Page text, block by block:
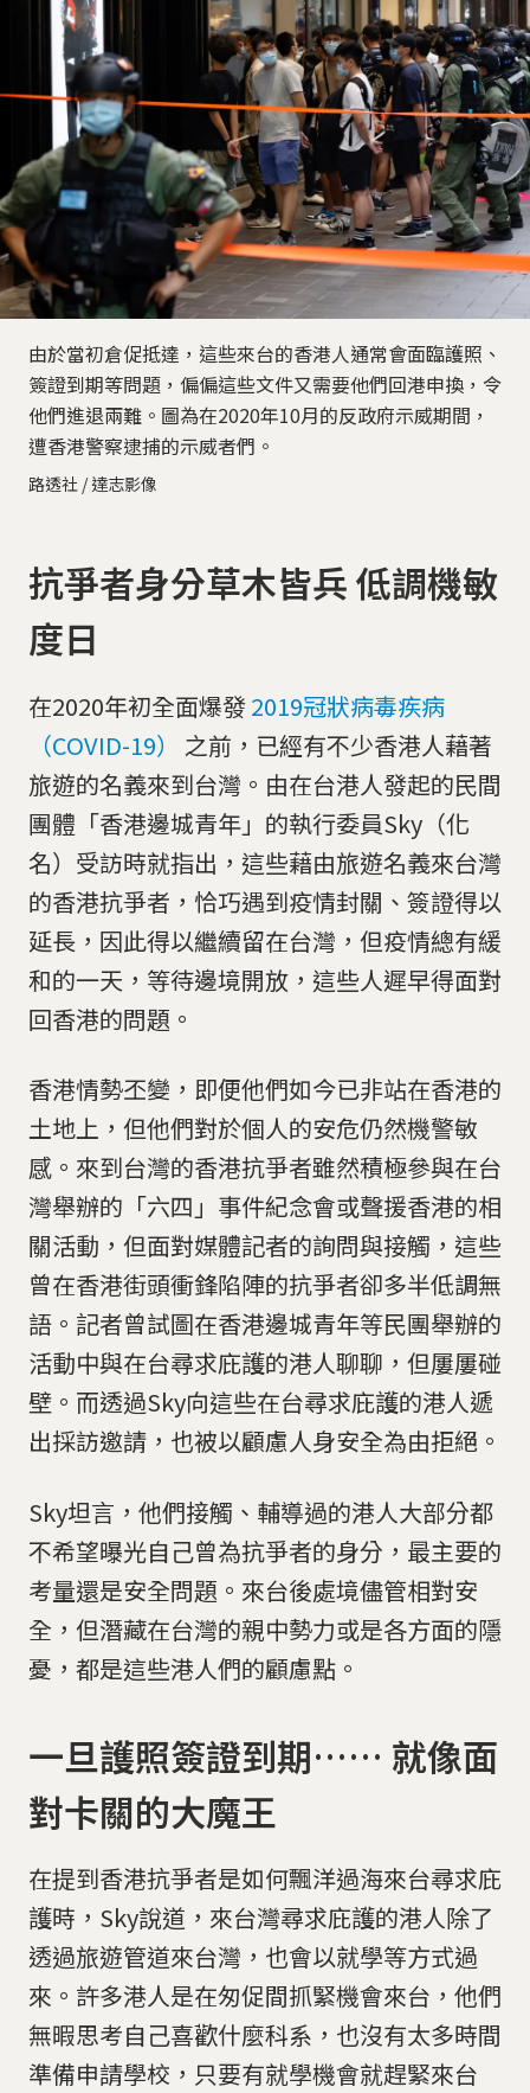
由於當初倉促抵達，這些來台的香港人通常會面臨護照、
簽證到期等問題，偏偏這些文件又需要他們回港申換，令
他們進退兩難。圖為在2020年10月的反政府示威期間，
遭香港警察逮捕的示威者們。
路透社 / 達志影像
抗爭者身分草木皆兵 低調機敏
度日
在2020年初全面爆發2019冠狀病毒疾病
（COVID-19）
之前，已經有不少香港人藉著
旅遊的名義來到台灣。由在台港人發起的民間
團體「香港邊城青年」的執行委員Sky（化
名）受訪時就指出，這些藉由旅遊名義來台灣
的香港抗爭者，恰巧遇到疫情封關、簽證得以
延長，因此得以繼續留在台灣，但疫情總有緩
和的一天，等待邊境開放，這些人遲早得面對
回香港的問題。
香港情勢丕變，即便他們如今已非站在香港的
土地上，但他們對於個人的安危仍然機警敏
感。來到台灣的香港抗爭者雖然積極參與在台
灣舉辦的「六四」事件紀念會或聲援香港的相
關活動，但面對媒體記者的詢問與接觸，這些
曾在香港街頭衝鋒陷陣的抗爭者卻多半低調無
語。記者曾試圖在香港邊城青年等民團舉辦的
活動中與在台尋求庇護的港人聊聊，但屢屢碰
壁。而透過Sky向這些在台尋求庇護的港人遞
出採訪邀請，也被以顧慮人身安全為由拒絕。
Sky坦言，他們接觸、輔導過的港人大部分都
不希望曝光自己曾為抗爭者的身分，最主要的
考量還是安全問題。來台後處境儘管相對安
全，但潛藏在台灣的親中勢力或是各方面的隱
憂，都是這些港人們的顧慮點。
一旦護照簽證到期…… 就像面
對卡關的大魔王
在提到香港抗爭者是如何飄洋過海來台尋求庇
護時，Sky說道，來台灣尋求庇護的港人除了
透過旅遊管道來台灣，也會以就學等方式過
來。許多港人是在匆促間抓緊機會來台，他們
無暇思考自己喜歡什麼科系，也沒有太多時間
準備申請學校，只要有就學機會就趕緊來台